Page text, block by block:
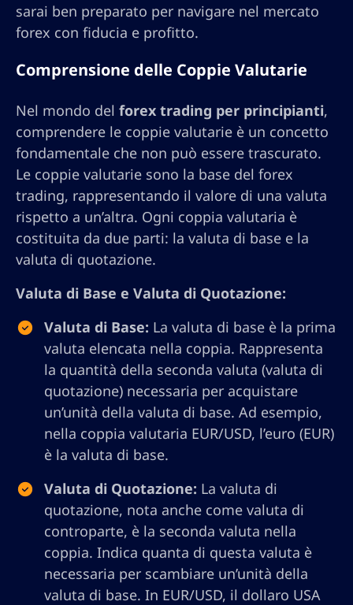
sarai ben preparato per navigare nel mercato
forex con fiducia e profitto.
Comprensione delle Coppie Valutarie
Nel mondo del forex trading per principianti,
comprendere le coppie valutarie è un concetto
fondamentale che non può essere trascurato.
Le coppie valutarie sono la base del forex
trading, rappresentando il valore di una valuta
rispetto a un’altra. Ogni coppia valutaria è
costituita da due parti: la valuta di base e la
valuta di quotazione.
Valuta di Base e Valuta di Quotazione:
Valuta di Base: La valuta di base è la prima
valuta elencata nella coppia. Rappresenta
la quantità della seconda valuta (valuta di
quotazione) necessaria per acquistare
un’unità della valuta di base. Ad esempio,
nella coppia valutaria EUR/USD, l’euro (EUR)
è la valuta di base.
Valuta di Quotazione: La valuta di
quotazione, nota anche come valuta di
controparte, è la seconda valuta nella
coppia. Indica quanta di questa valuta è
necessaria per scambiare un’unità della
valuta di base. In EUR/USD, il dollaro USA